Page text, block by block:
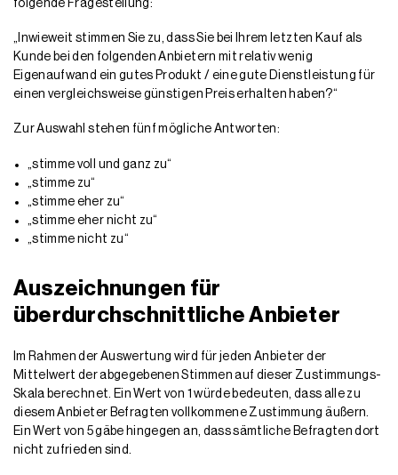
folgende Fragestellung:
„Inwieweit stimmen Sie zu, dass Sie bei Ihrem letzten Kauf als
Kunde bei den folgenden Anbietern mit relativ wenig
Eigenaufwand ein gutes Produkt / eine gute Dienstleistung für
einen vergleichsweise günstigen Preis erhalten haben?“
Zur Auswahl stehen fünf mögliche Antworten:
„stimme voll und ganz zu“
„stimme zu“
„stimme eher zu“
„stimme eher nicht zu“
„stimme nicht zu“
Auszeichnungen für
überdurchschnittliche Anbieter
Im Rahmen der Auswertung wird für jeden Anbieter der
Mittelwert der abgegebenen Stimmen auf dieser Zustimmungs-
Skala berechnet. Ein Wert von 1 würde bedeuten, dass alle zu
diesem Anbieter Befragten vollkommene Zustimmung äußern.
Ein Wert von 5 gäbe hingegen an, dass sämtliche Befragten dort
nicht zufrieden sind.